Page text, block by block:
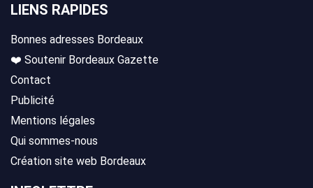
LIENS RAPIDES
Bonnes adresses Bordeaux
❤️ Soutenir Bordeaux Gazette
Contact
Publicité
Mentions légales
Qui sommes-nous
Création site web Bordeaux